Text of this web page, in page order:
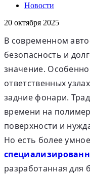
Новости
20 октября 2025
В современном
безопасность и
значение. Особенно
ответственных
задние фонари.
времени на
поверхности и
Но есть более
разработанная для